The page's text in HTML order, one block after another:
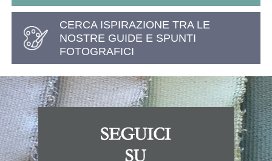
CERCA ISPIRAZIONE TRA LE
NOSTRE GUIDE E SPUNTI
FOTOGRAFICI